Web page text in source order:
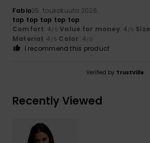
Fabio25. toukokuuta 2026
top top top top top
Comfort: 4/5 Value for money: 4 /5 Size
Material: 4 /5 Color: 4/5
I recommend this product
Verified by TrustVille
Recently Viewed